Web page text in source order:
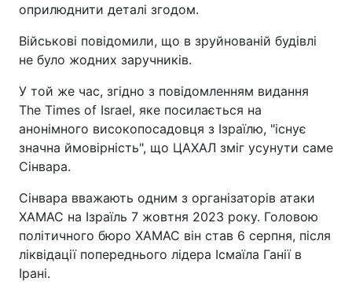
оприлюднити деталі згодом.
Військові повідомили, що в зруйнованій будівлі
не було жодних заручників.
У той же час, згідно з повідомленням видання
The Times of Israel, яке посилається на
анонімного високопосадовця з Ізраїлю, "існує
значна ймовірність", що ЦАХАЛ зміг усунути саме
Сінвара.
Сінвара вважають одним з організаторів атаки
ХАМАС на Ізраїль 7 жовтня 2023 року. Головою
політичного бюро ХАМАС він став 6 серпня, після
ліквідації попереднього лідера Ісмаїла Ганії в
Ірані.